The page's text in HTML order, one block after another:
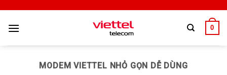
0
MODEM VIETTEL NHỎ GỌN DỄ DÙNG